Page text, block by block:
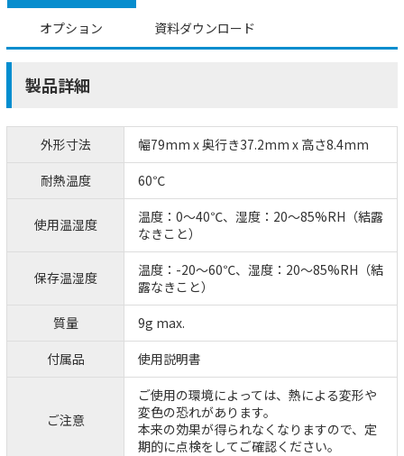
オプション 資料ダウンロード
製品詳細
外形寸法
幅79mm x 奥行き37.2mm x 高さ8.4mm
耐熱温度
60℃
使用温湿度
温度：0～40℃、湿度：20～85%RH（結露
なきこと）
保存温湿度
温度：-20～60℃、湿度：20～85%RH（結
露なきこと）
質量
9g max.
付属品
使用説明書
ご注意
ご使用の環境によっては、熱による変形や
変色の恐れがあります。
本来の効果が得られなくなりますので、定
期的に点検をしてご確認ください。